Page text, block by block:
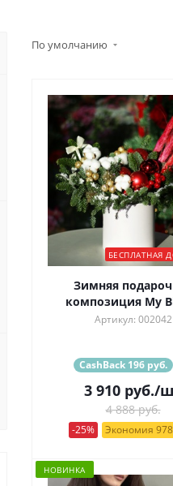
По умолчанию
БЕСПЛАТНАЯ
Зимняя
композиция My
Артикул: 002042
CashBack 196 руб.
3 910 руб./
4 888 руб.
-25% Экономия 978
НОВИНКА